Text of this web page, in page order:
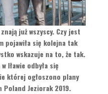
już wszyscy. Czy jest
pojawiła się kolejna tak
wskazuje na to, że tak.
Iławie odbyła się
której ogłoszono plany
Poland Jeziorak 2019.